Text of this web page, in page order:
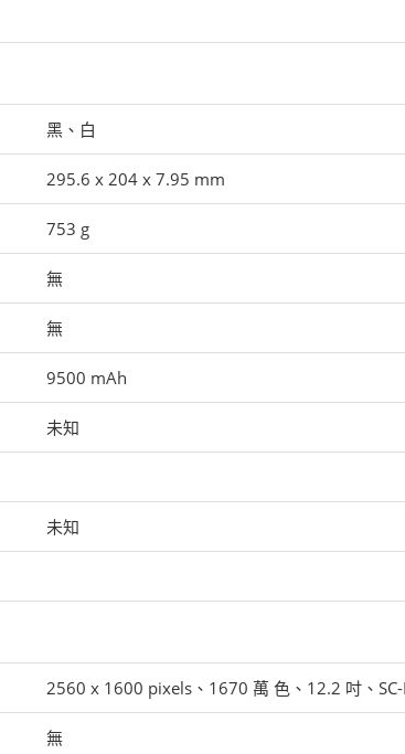
黑、白
295.6 x 204 x 7.95 mm
753 g
無
無
9500 mAh
未知
未知
2560 x 1600 pixels、1670 萬 色、12.2 吋、SC-
無